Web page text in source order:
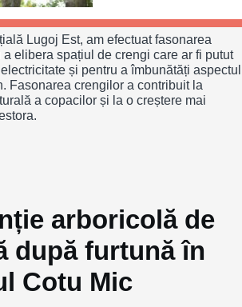
Lugoj Est, am efectuat fasonarea
elibera spațiul de crengi care ar fi putut
și pentru a îmbunătăți aspectul
Fasonarea crengilor a contribuit la
a copacilor și la o creștere mai
arboricolă de
după furtună în
Cotu Mic